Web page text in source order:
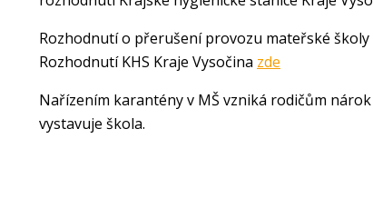
Rozhodnutí o přerušení provozu mateřské
Rozhodnutí KHS Kraje Vysočina zde
Nařízením karantény v MŠ vzniká rodičům
vystavuje škola.